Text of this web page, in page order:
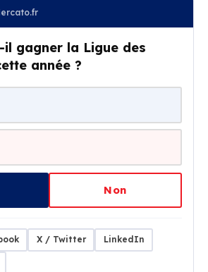
il gagner la Ligue des
année ?
Non
X / Twitter LinkedIn